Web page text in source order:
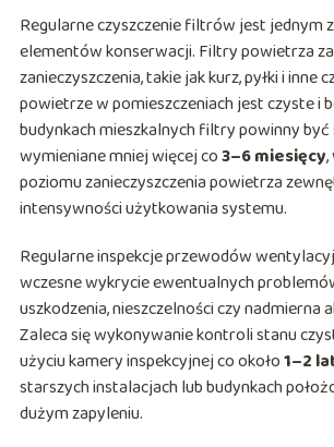
Regularne czyszczenie filtrów jest jednym
elementów konserwacji. Filtry powietrza
zanieczyszczenia, takie jak kurz, pyłki i inne
powietrze w pomieszczeniach jest czyste i
budynkach mieszkalnych filtry powinny być
wymieniane mniej więcej co3–6 miesięcy,
poziomu zanieczyszczenia powietrza
intensywności użytkowania systemu.
Regularne inspekcje przewodów
wczesne wykrycie ewentualnych
uszkodzenia, nieszczelności czy nadmierna
Zaleca się wykonywanie kontroli stanu
użyciu kamery inspekcyjnej co około1–2
starszych instalacjach lub budynkach
dużym zapyleniu.